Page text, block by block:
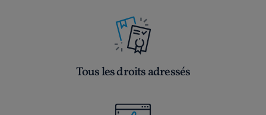
Tous les droits adressés